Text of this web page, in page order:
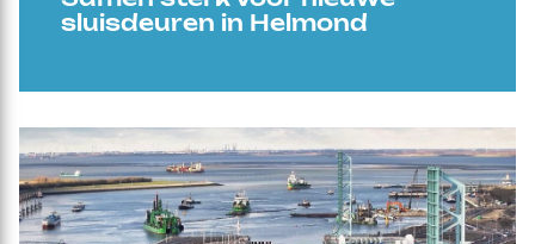
sluisdeuren in Helmond